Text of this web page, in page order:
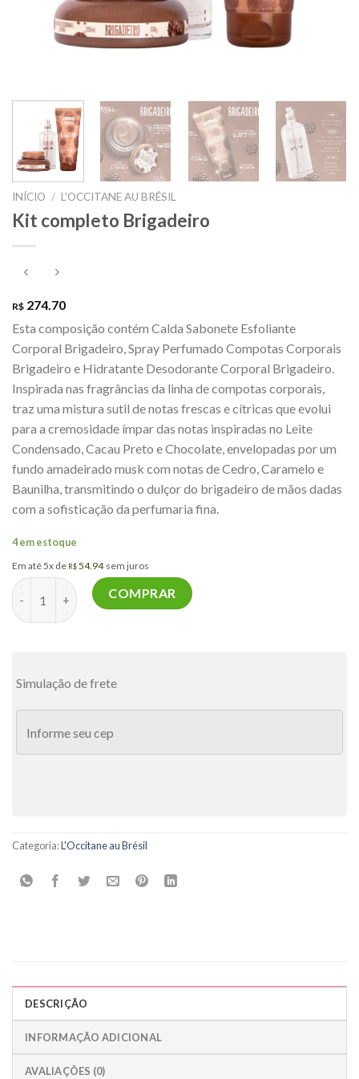
INÍCIO / L'OCCITANE AU BRÉSIL
Kit completo Brigadeiro
R$ 274.70
Esta composição contém Calda Sabonete Esfoliante
Corporal Brigadeiro, Spray Perfumado Compotas Corporais
Brigadeiro e Hidratante Desodorante Corporal Brigadeiro.
Inspirada nas fragrâncias da linha de compotas corporais,
traz uma mistura sutil de notas frescas e cítricas que evolui
para a cremosidade ímpar das notas inspiradas no Leite
Condensado, Cacau Preto e Chocolate, envelopadas por um
fundo amadeirado musk com notas de Cedro, Caramelo e
Baunilha, transmitindo o dulçor do brigadeiro de mãos dadas
com a sofisticação da perfumaria fina.
4 em estoque
Em até 5x de R$54.94 sem juros
Kit completo Brigadeiro quantidade
COMPRAR
Simulação de frete
Categoria:L'Occitane au Brésil
DESCRIÇÃO
INFORMAÇÃO ADICIONAL
AVALIAÇÕES (0)